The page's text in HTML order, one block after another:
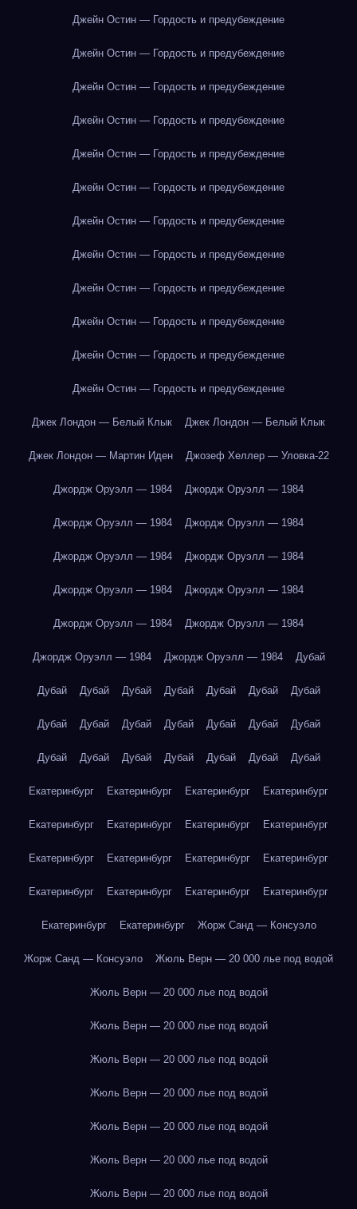
Джейн Остин — Гордость и предубеждение
Джейн Остин — Гордость и предубеждение
Джейн Остин — Гордость и предубеждение
Джейн Остин — Гордость и предубеждение
Джейн Остин — Гордость и предубеждение
Джейн Остин — Гордость и предубеждение
Джейн Остин — Гордость и предубеждение
Джейн Остин — Гордость и предубеждение
Джейн Остин — Гордость и предубеждение
Джейн Остин — Гордость и предубеждение
Джейн Остин — Гордость и предубеждение
Джейн Остин — Гордость и предубеждение
Джек Лондон — Белый Клык Джек Лондон — Белый Клык
Джек Лондон — Мартин Иден Джозеф Хеллер — Уловка-22
Джордж Оруэлл — 1984 Джордж Оруэлл — 1984
Джордж Оруэлл — 1984 Джордж Оруэлл — 1984
Джордж Оруэлл — 1984 Джордж Оруэлл — 1984
Джордж Оруэлл — 1984 Джордж Оруэлл — 1984
Джордж Оруэлл — 1984 Джордж Оруэлл — 1984
Джордж Оруэлл — 1984 Джордж Оруэлл — 1984 Дубай
Дубай Дубай Дубай Дубай Дубай Дубай Дубай
Дубай Дубай Дубай Дубай Дубай Дубай Дубай
Дубай Дубай Дубай Дубай Дубай Дубай Дубай
Екатеринбург Екатеринбург Екатеринбург Екатеринбург
Екатеринбург Екатеринбург Екатеринбург Екатеринбург
Екатеринбург Екатеринбург Екатеринбург Екатеринбург
Екатеринбург Екатеринбург Екатеринбург Екатеринбург
Екатеринбург Екатеринбург Жорж Санд — Консуэло
Жорж Санд — Консуэло Жюль Верн — 20 000 лье под водой
Жюль Верн — 20 000 лье под водой
Жюль Верн — 20 000 лье под водой
Жюль Верн — 20 000 лье под водой
Жюль Верн — 20 000 лье под водой
Жюль Верн — 20 000 лье под водой
Жюль Верн — 20 000 лье под водой
Жюль Верн — 20 000 лье под водой